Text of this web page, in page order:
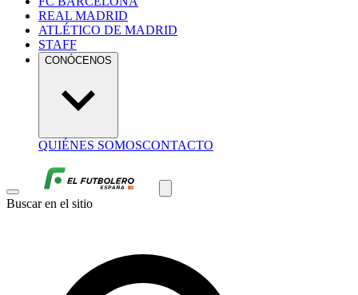
REAL MADRID
ATLÉTICO DE MADRID
STAFF
CONÓCENOS
QUIÉNES SOMOSCONTACTO
Buscar en el sitio